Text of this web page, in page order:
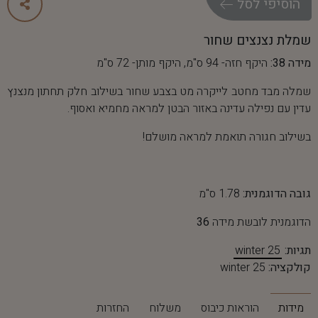
הוסיפי לסל
שמלת נצנצים שחור
מידה 38:
היקף חזה- 94 ס"מ, היקף מותן- 72 ס"מ
שמלה מבד מחטב לייקרה מט בצבע שחור בשילוב חלק תחתון מנצנץ
עדין עם נפילה עדינה באזור הבטן למראה מחמיא ואסוף.
בשילוב חגורה תואמת למראה מושלם!
גובה הדוגמנית: 1.78 ס"מ
הדוגמנית לובשת מידה 36
תגיות: winter 25
קולקציה: winter 25
מידות הוראות כיבוס משלוח החזרות